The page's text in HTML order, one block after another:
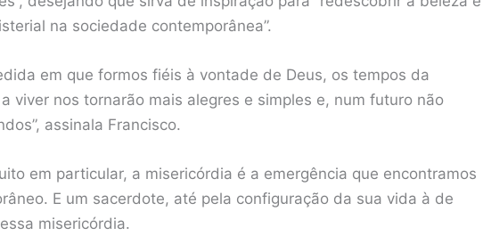
na sociedade contemporânea”.
em que formos fiéis à vontade de Deus, os tempos da
viver nos tornarão mais alegres e simples e, num futuro não
assinala Francisco.
em particular, a misericórdia é a emergência que encontramos
E um sacerdote, até pela configuração da sua vida à de
misericórdia.